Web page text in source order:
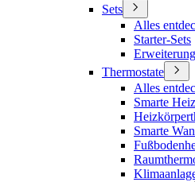
Sets
Alles
Starter-Sets
Thermostate
Alles
Smarte
Smarte